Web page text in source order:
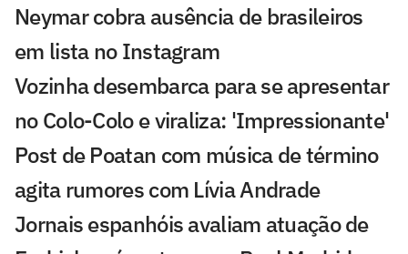
Neymar cobra ausência de brasileiros
em lista no Instagram
Vozinha desembarca para se apresentar
no Colo-Colo e viraliza: 'Impressionante'
Post de Poatan com música de término
agita rumores com Lívia Andrade
Jornais espanhóis avaliam atuação de